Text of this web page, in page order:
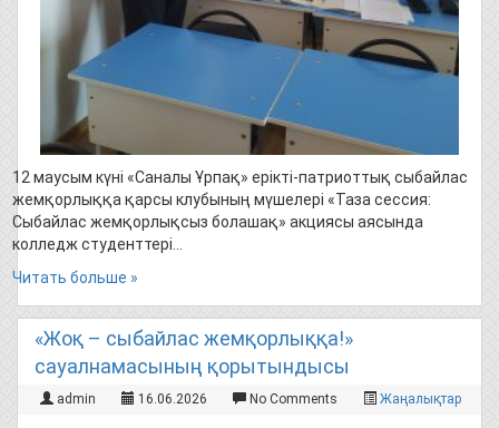
12 маусым күні «Саналы Ұрпақ» ерікті-патриоттық сыбайлас
жемқорлыққа қарсы клубының мүшелері «Таза сессия:
Сыбайлас жемқорлықсыз болашақ» акциясы аясында
колледж студенттері…
Читать больше »
«Жоқ – сыбайлас жемқорлыққа!»
сауалнамасының қорытындысы
admin 16.06.2026 No Comments Жаңалықтар